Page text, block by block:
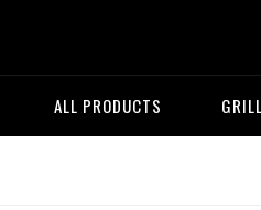
ALL PRODUCTS